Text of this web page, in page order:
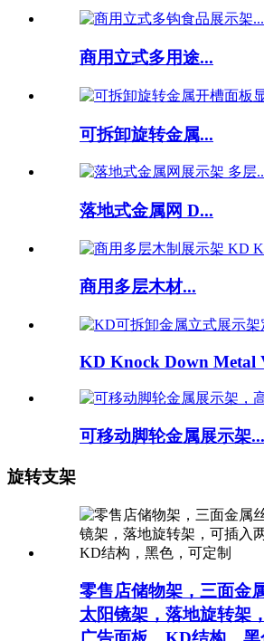
商用立式多用途...
可拆卸旋转金属...
落地式金属网 D...
商用多层木材...
KD Knock Down Metal
可移动脚轮金属展示架...
旋转支架
零售店储物架，三面金
太阳镜架，落地旋转架